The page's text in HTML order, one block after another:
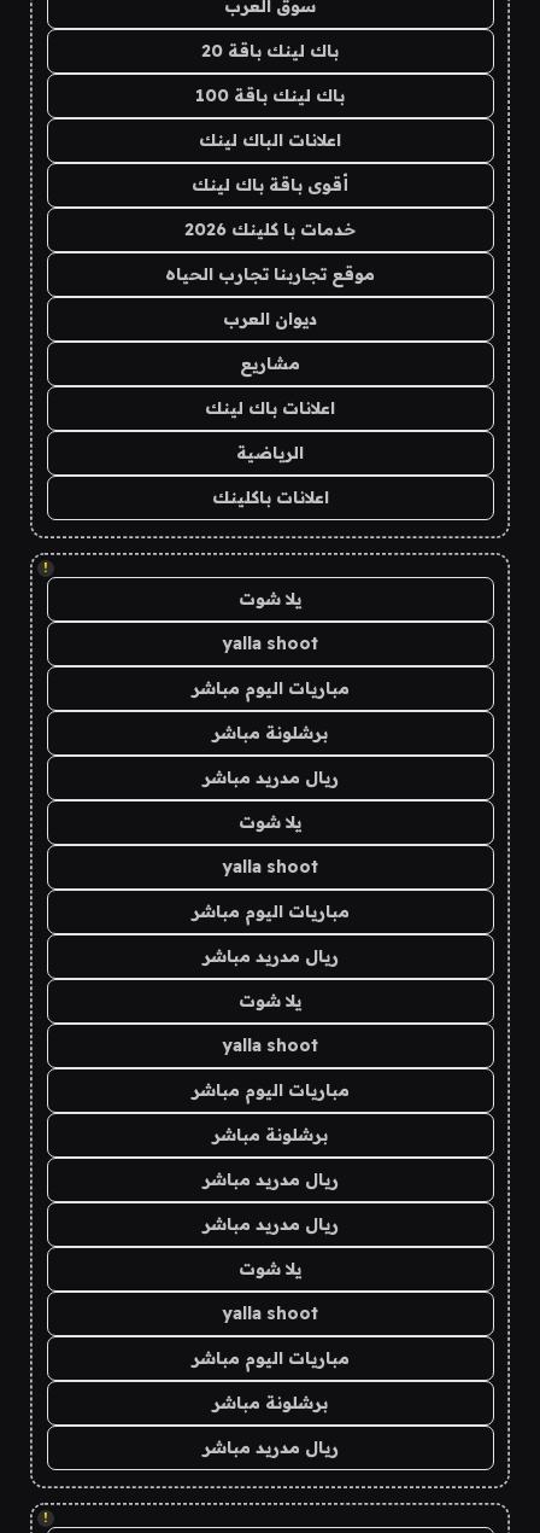
سوق العرب
باك لينك باقة 20
باك لينك باقة 100
اعلانات الباك لينك
أقوى باقة باك لينك
خدمات با كلينك 2026
موقع تجاربنا تجارب الحياه
ديوان العرب
مشاريع
اعلانات باك لينك
الرياضية
اعلانات باكلينك
!
يلا شوت
yalla shoot
مباريات اليوم مباشر
برشلونة مباشر
ريال مدريد مباشر
يلا شوت
yalla shoot
مباريات اليوم مباشر
ريال مدريد مباشر
يلا شوت
yalla shoot
مباريات اليوم مباشر
برشلونة مباشر
ريال مدريد مباشر
ريال مدريد مباشر
يلا شوت
yalla shoot
مباريات اليوم مباشر
برشلونة مباشر
ريال مدريد مباشر
!